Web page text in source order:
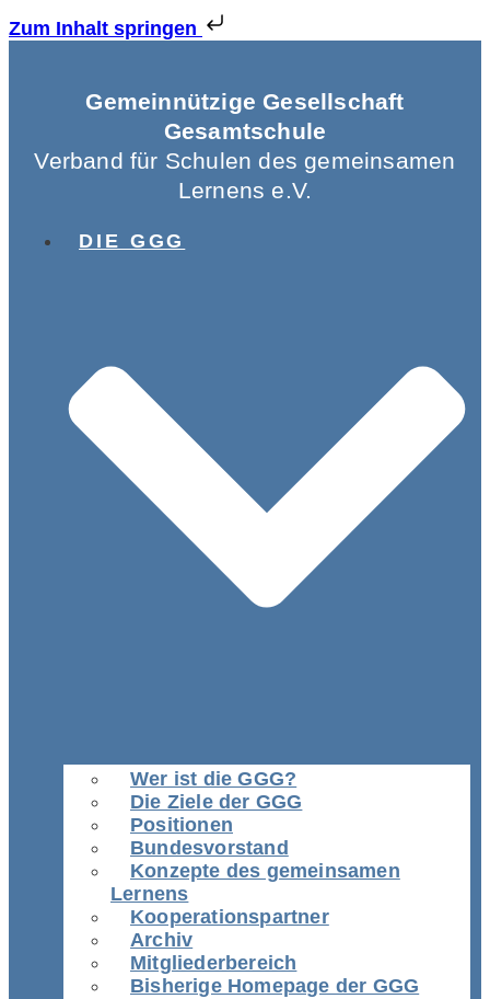
Zum Inhalt springen
Gemeinnützige Gesellschaft
Gesamtschule
Verband für Schulen des gemeinsamen
Lernens e.V.
DIE GGG
Wer ist die GGG?
Die Ziele der GGG
Positionen
Bundesvorstand
Konzepte des gemeinsamen
Lernens
Kooperationspartner
Archiv
Mitgliederbereich
Bisherige Homepage der GGG